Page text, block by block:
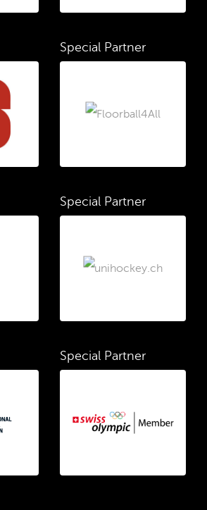
Special Partner
Special Partner
Special Partner